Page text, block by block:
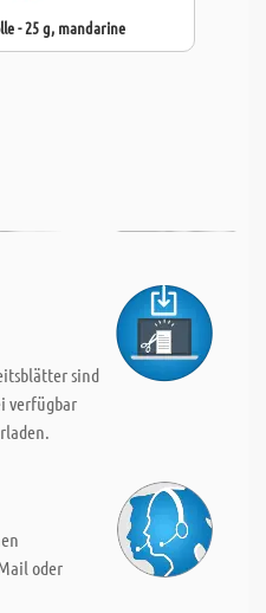
- 25 g, mandarine
sind
verfügbar
oder